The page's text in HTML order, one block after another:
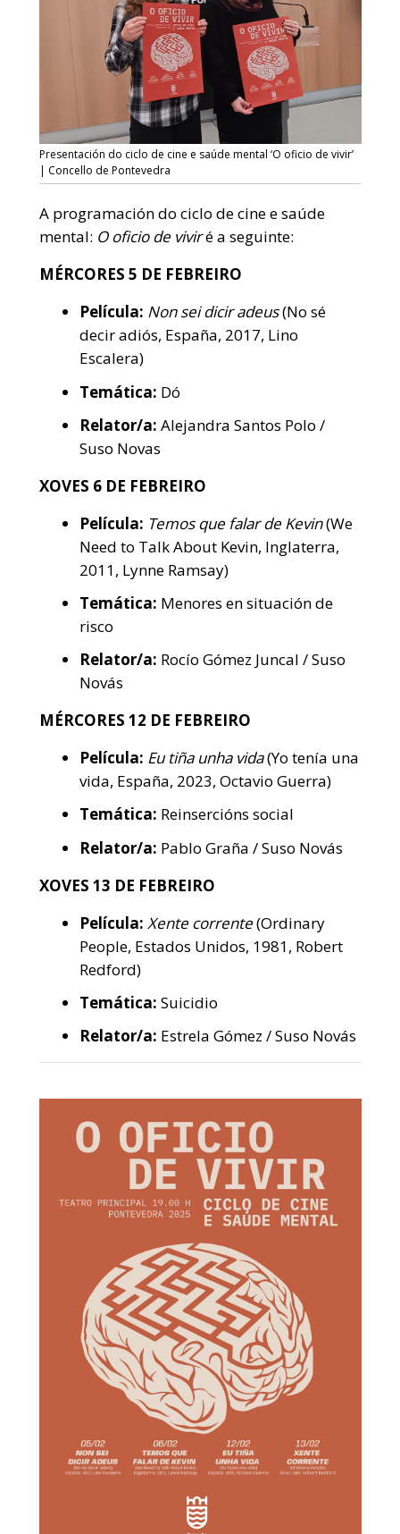
Presentación do ciclo de cine e saúde mental ‘O oficio de vivir’
| Concello de Pontevedra
A programación do ciclo de cine e saúde
mental: O oficio de viviré a seguinte:
MÉRCORES 5 DE FEBREIRO
Película: Non sei dicir adeus(No sé
decir adiós, España, 2017, Lino
Escalera)
Temática: Dó
Relator/a: Alejandra Santos Polo /
Suso Novas
XOVES 6 DE FEBREIRO
Película: Temos que falar de Kevin(We
Need to Talk About Kevin, Inglaterra,
2011, Lynne Ramsay)
Temática: Menores en situación de
risco
Relator/a: Rocío Gómez Juncal / Suso
Novás
MÉRCORES 12 DE FEBREIRO
Película: Eu tiña unha vida(Yo tenía una
vida, España, 2023, Octavio Guerra)
Temática: Reinsercións social
Relator/a: Pablo Graña / Suso Novás
XOVES 13 DE FEBREIRO
Película: Xente corrente(Ordinary
People, Estados Unidos, 1981, Robert
Redford)
Temática: Suicidio
Relator/a: Estrela Gómez / Suso Novás